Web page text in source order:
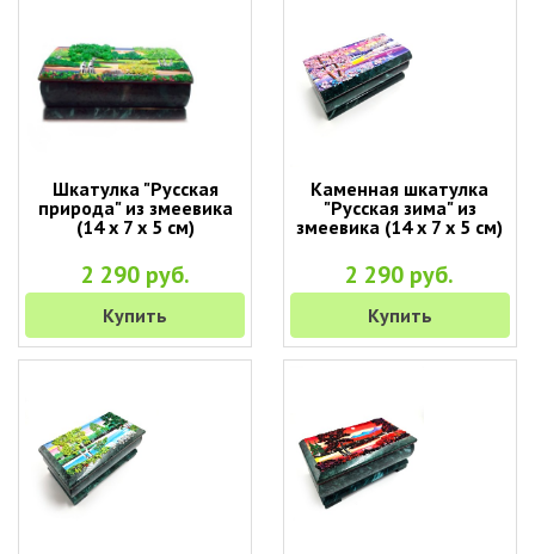
Шкатулка "Русская
природа" из змеевика
(14 х 7 х 5 см)
2 290 руб.
Купить
Каменная шкатулка
"Русская зима" из
змеевика (14 х 7 х 5 см)
2 290 руб.
Купить